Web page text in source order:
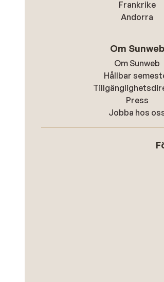
Frankrike
Andorra
Om Sunweb
Om Sunweb
Hållbar
Press
Jobba hos